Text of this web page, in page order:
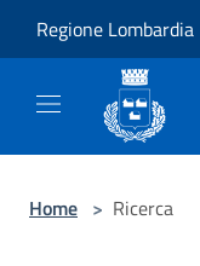
Regione Lombardia
Home > Ricerca